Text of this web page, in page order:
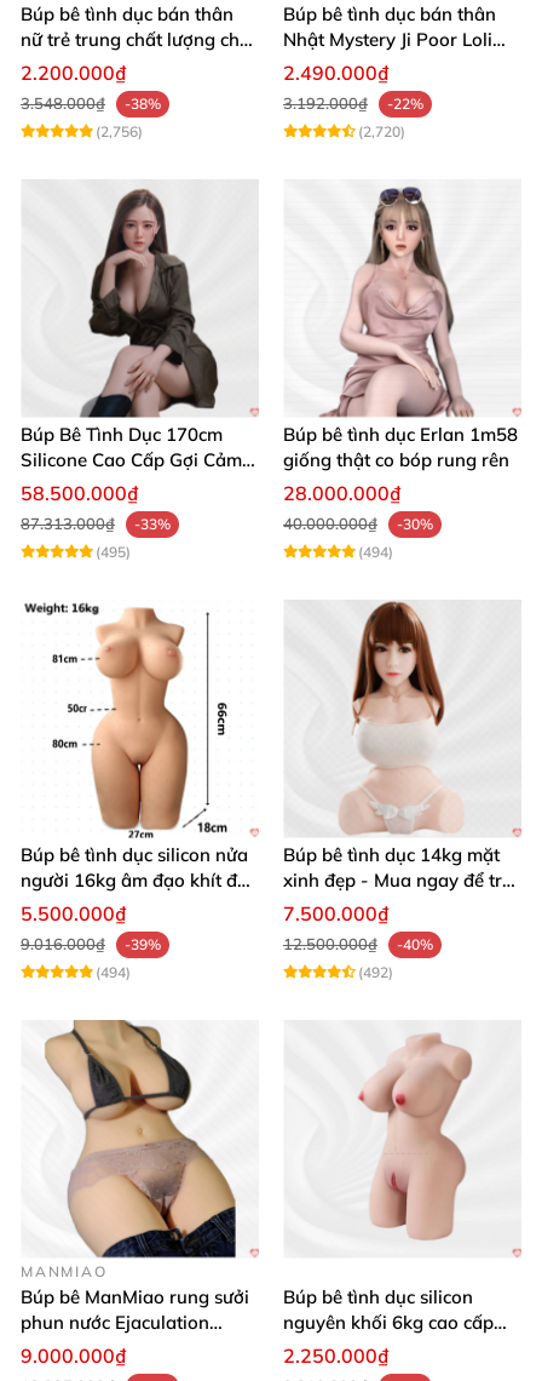
Búp bê tình dục bán thân
nữ trẻ trung chất lượng chất
chơi
2.200.000₫
3.548.000₫
-38%
(2,756)
Búp bê tình dục bán thân
Nhật Mystery Ji Poor Loli
TPE 6kg siêu mềm mại
2.490.000₫
3.192.000₫
-22%
(2,720)
Búp Bê Tình Dục 170cm
Silicone Cao Cấp Gợi Cảm
Giống Thật
58.500.000₫
87.313.000₫
-33%
(495)
Búp bê tình dục Erlan 1m58
giống thật co bóp rung rên
28.000.000₫
40.000.000₫
-30%
(494)
Búp bê tình dục silicon nửa
người 16kg âm đạo khít độn
khung
5.500.000₫
9.016.000₫
-39%
(494)
Búp bê tình dục 14kg mặt
xinh đẹp - Mua ngay để trải
nghiệm
7.500.000₫
12.500.000₫
-40%
(492)
MANMIAO
Búp bê ManMiao rung sưởi
phun nước Ejaculation
Queen chuẩn
9.000.000₫
Búp bê tình dục silicon
nguyên khối 6kg cao cấp
giá rẻ sexy gợi cảm
2.250.000₫